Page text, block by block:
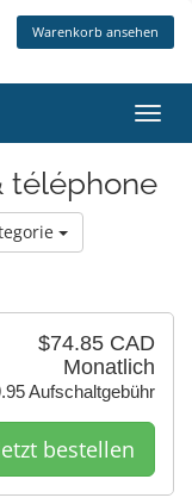
Warenkorb ansehen
ein-/
téléphone
$74.85 CAD
Monatlich
Aufschaltgebühr
bestellen